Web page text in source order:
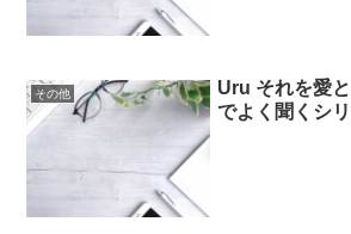
その他
Uru それを愛
でよく聞くシリ